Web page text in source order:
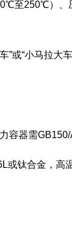
至250℃）、
或“小马拉大
容器需GB150/
或钛合金，高